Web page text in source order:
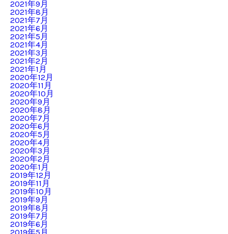
2021年9月
2021年8月
2021年7月
2021年6月
2021年5月
2021年4月
2021年3月
2021年2月
2021年1月
2020年12月
2020年11月
2020年10月
2020年9月
2020年8月
2020年7月
2020年6月
2020年5月
2020年4月
2020年3月
2020年2月
2020年1月
2019年12月
2019年11月
2019年10月
2019年9月
2019年8月
2019年7月
2019年6月